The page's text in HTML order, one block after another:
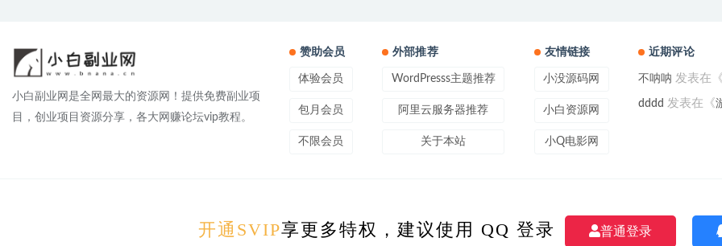
小白副业网是全网最大的资源网！提供免费副业项
目，创业项目资源分享，各大网赚论坛vip教程。
赞助会员
体验会员
包月会员
不限会员
外部推荐
WordPresss主题推荐
阿里云服务器推荐
关于本站
友情链接
小没源码网
小白资源网
小Q电影网
近期评论
不呐呐 发表在《
dddd 发表在《
本站资源均自互联网，侵权请发邮件到 weilin-liao@qq.com 我们会在3日内删除相关内容，
开通SVIP享更多特权，建议使用 QQ 登录 普通登录